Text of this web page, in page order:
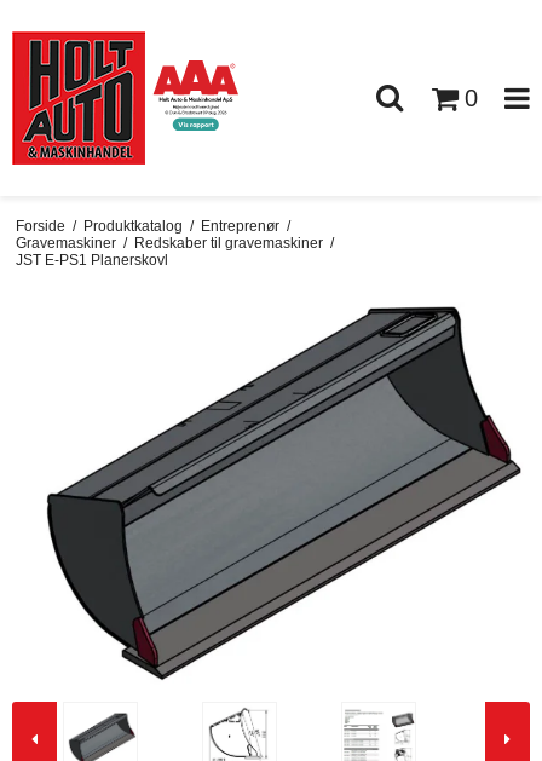
0
Forside / Produktkatalog / Entreprenør /
Gravemaskiner / Redskaber til gravemaskiner /
JST E-PS1 Planerskovl